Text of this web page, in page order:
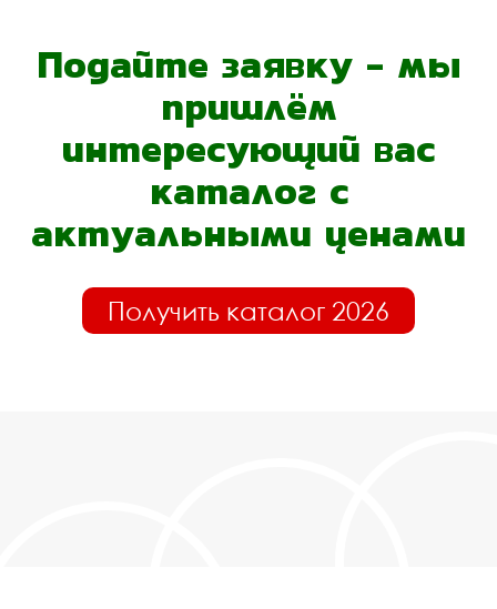
Подайте заявку - мы
пришлём
интересующий вас
каталог с
актуальными ценами
Получить каталог 2026